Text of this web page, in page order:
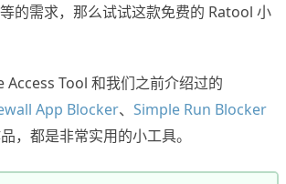
的需求，那么试试这款免费的 Ratool 小
Access Tool 和我们之前介绍过的
App Blocker、 Simple Run Blocker
，都是非常实用的小工具。